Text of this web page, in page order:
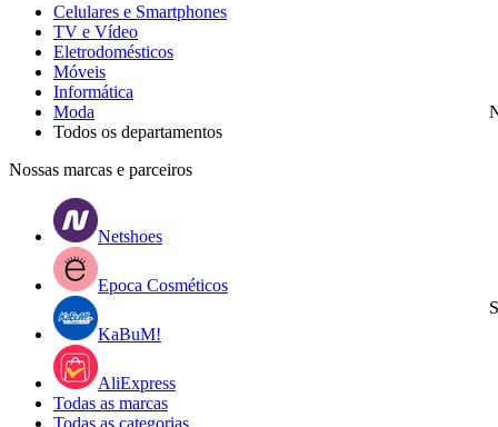
Celulares e Smartphones
TV e Vídeo
Eletrodomésticos
Móveis
Informática
Moda
Todos os departamentos
Nossas marcas e parceiros
Netshoes
Epoca Cosméticos
KaBuM!
AliExpress
Todas as marcas
Todas as categorias